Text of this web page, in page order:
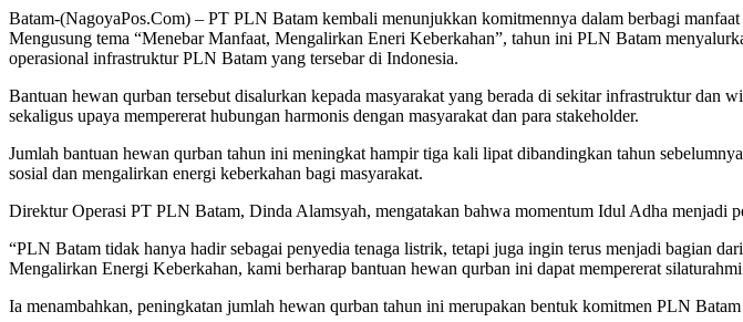
Batam-(NagoyaPos.Com) – PT PLN Batam kembali menunjukkan komitmennya dalam berbagi
Mengusung tema “Menebar Manfaat, Mengalirkan Eneri Keberkahan”, tahun ini PLN Batam
operasional infrastruktur PLN Batam yang tersebar di Indonesia.
Bantuan hewan qurban tersebut disalurkan kepada masyarakat yang berada di sekitar infrastruktur
sekaligus upaya mempererat hubungan harmonis dengan masyarakat dan para stakeholder.
Jumlah bantuan hewan qurban tahun ini meningkat hampir tiga kali lipat dibandingkan tahun
sosial dan mengalirkan energi keberkahan bagi masyarakat.
Direktur Operasi PT PLN Batam, Dinda Alamsyah, mengatakan bahwa momentum Idul Adha menjadi
“PLN Batam tidak hanya hadir sebagai penyedia tenaga listrik, tetapi juga ingin terus menjadi bagian
Mengalirkan Energi Keberkahan, kami berharap bantuan hewan qurban ini dapat mempererat
Ia menambahkan, peningkatan jumlah hewan qurban tahun ini merupakan bentuk komitmen PLN